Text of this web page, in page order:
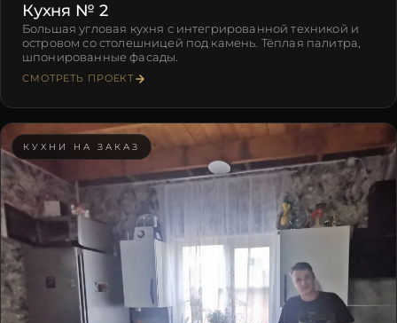
Кухня № 2
Большая угловая кухня с интегрированной техникой и
островом со столешницей под камень. Тёплая палитра,
шпонированные фасады.
СМОТРЕТЬ ПРОЕКТ
КУХНИ НА ЗАКАЗ